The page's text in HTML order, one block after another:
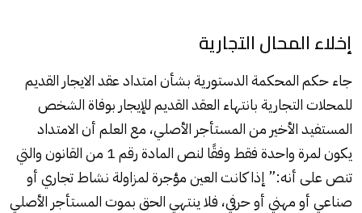
إخلاء المحال التجارية
جاء حكم المحكمة الدستورية بشأن امتداد عقد الايجار القديم
للمحلات التجارية بانتهاء العقد القديم للإيجار بوفاة الشخص
المستفيد الأخير من المستأجر الأصلي، مع العلم أن الامتداد
يكون لمرة واحدة فقط وفقًا لنص المادة رقم 1 من القانون والتي
تنص على أنه:” إذا كانت العين مؤجرة لمزاولة نشاط تجاري أو
صناعي أو مهني أو حرفي، فلا ينتهي الحق بموت المستأجر الأصلي